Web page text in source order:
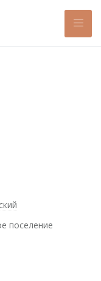
поселение